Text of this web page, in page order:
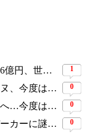
死んでも、また戦場へ…製作費約276億円、世界興収584億円のSF大作『オール・ユー・ニード・イズ・キル』がついに配信 1
税金14億円を全額納付したチャ・ウヌ、今度は軍服姿で登場…鍛え上げた上半身に驚きの声 0
奨学金に支えられた少年が人気俳優へ…今度は子どもたちに総額5,000万円を寄付 0
全員の記憶から消えたピーター・パーカーに謎の敵と制御不能の新能力…『スパイダーマン：ブランド・ニュー・デイ』に期待爆発 0